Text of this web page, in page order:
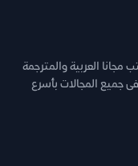
العربية والمترجمة
والروايات والقصص وغيرها من كتب مجانية pdf فى جميع المجالات بأسرع